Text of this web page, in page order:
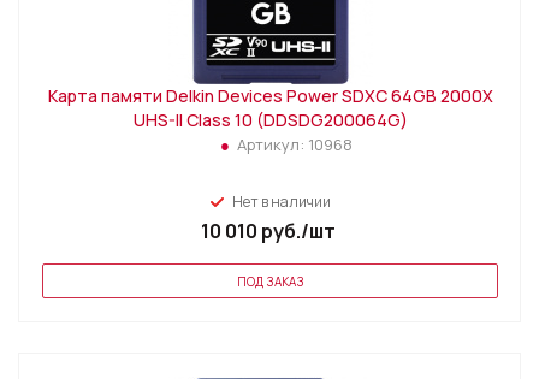
Карта памяти Delkin Devices Power SDXC 64GB 2000X
UHS-II Class 10 (DDSDG200064G)
Артикул: 10968
Нет в наличии
10 010 руб./шт
ПОД ЗАКАЗ